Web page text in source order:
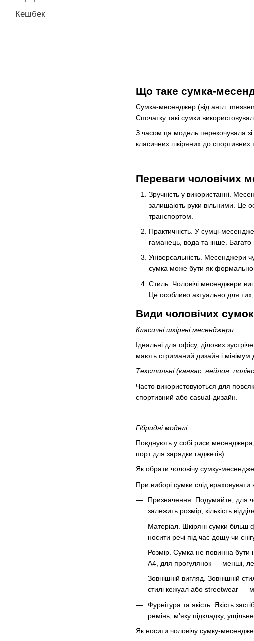
Що таке сумка-
Сумка-месенджер (від англ.
Спочатку такі сумки
З часом ця модель перекочувала
класичних шкіряних до спортивних
Переваги чоловічих
Зручність у використанні.
залишають руки вільними. Це
транспортом.
Практичність. У сумці-
гаманець, вода та інше. Багато
Універсальність. Месенджери
сумка може бути як
Стиль. Чоловічі месенджери
Це особливо актуально для
Види чоловічих
Класичні шкіряні месенджери
Ідеальні для офісу, ділових
мають стриманий дизайн і мінімум
Текстильні (канвас, нейлон,
Часто використовуються для
спортивний або casual-дизайн.
Гібридні моделі
Поєднують у собі риси
порт для зарядки гаджетів).
Як обрати чоловічу сумку-
При виборі сумки слід враховувати
Призначення. Подумайте, для
залежить розмір, кількість
Матеріал. Шкіряні сумки більш
носити речі під час дощу чи
Розмір. Сумка не повинна
А4, для прогулянок — менші,
Зовнішній вигляд. Зовнішній
стилі кежуал або streetwear —
Фурнітура та якість. Якість
ремінь, м’яку підкладку,
Як носити чоловічу сумку-
Кешбек